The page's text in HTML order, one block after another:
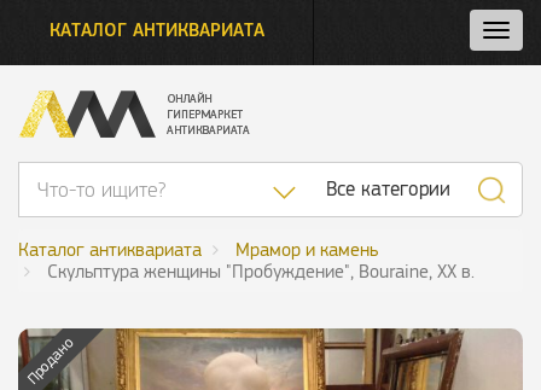
и
КАТАЛОГ АНТИКВАРИАТА
Список
Все категории
Каталог антиквариата
Мрамор и камень
Скульптура женщины "Пробуждение", Bouraine, XX в.
Продано